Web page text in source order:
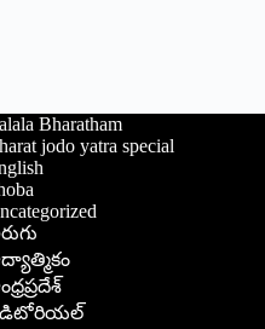
Bharatham
jodo yatra special